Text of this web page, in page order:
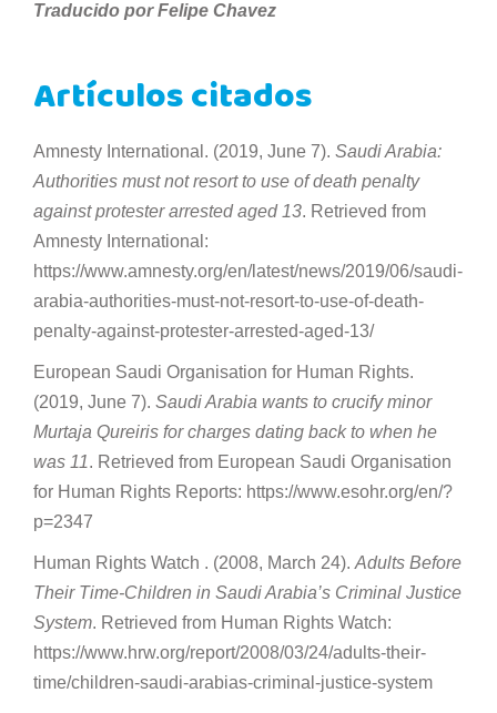
Traducido por Felipe Chavez
Artículos citados
Amnesty International. (2019, June 7). Saudi Arabia:
Authorities must not resort to use of death penalty
against protester arrested aged 13. Retrieved from
Amnesty International:
https://www.amnesty.org/en/latest/news/2019/06/saudi-
arabia-authorities-must-not-resort-to-use-of-death-
penalty-against-protester-arrested-aged-13/
European Saudi Organisation for Human Rights.
(2019, June 7). Saudi Arabia wants to crucify minor
Murtaja Qureiris for charges dating back to when he
was 11. Retrieved from European Saudi Organisation
for Human Rights Reports: https://www.esohr.org/en/?
p=2347
Human Rights Watch . (2008, March 24). Adults Before
Their Time-Children in Saudi Arabia’s Criminal Justice
System. Retrieved from Human Rights Watch:
https://www.hrw.org/report/2008/03/24/adults-their-
time/children-saudi-arabias-criminal-justice-system